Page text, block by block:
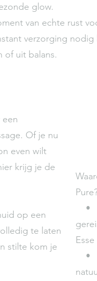
en wil je een
aandacht voor jou?
glow.
van echte rust
verzorging nodig
uit balans.
een
Of je nu
even wilt
krijg je de
op een
te laten
stilte kom je
•
•